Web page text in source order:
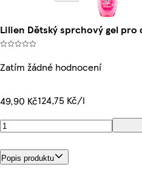
Lilien Dětský sprchový gel pro
Zatím žádné hodnocení
49,90 Kč124,75 Kč/l
Popis produktu